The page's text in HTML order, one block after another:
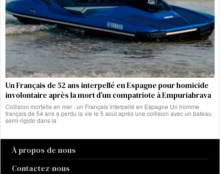
Un Français de 52 ans interpellé en Espagne pour homicide
involontaire après la mort d’un compatriote à Empuriabrava
Collision mortelle en mer : un Français interpellé en Espagne Un homme
français de 54 ans a perdu la vie le 5 août après une collision avec un bateau
semi-rigide dans la
À propos de nous
Contactez-nous